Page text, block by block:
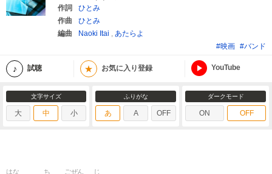
作詞
ひとみ
作曲
ひとみ
編曲
Naoki Itai , あたらよ
#映画 #バンド
試聴 ★ お気に入り登録 YouTube
文字サイズ
大 中 小
ふりがな
あ A OFF
ダークモード
ON OFF
はな ち ごぜん じ